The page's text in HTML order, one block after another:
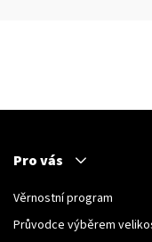
Pro vás
Věrnostní program
Průvodce výběrem